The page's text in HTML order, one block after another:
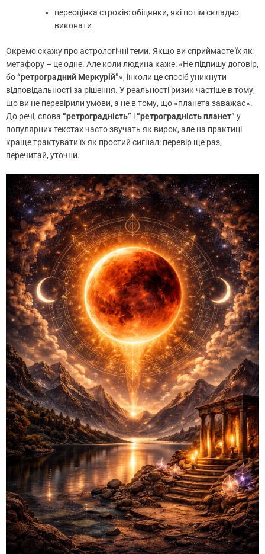
переоцінка строків: обіцянки, які потім складно
виконати
Окремо скажу про астрологічні теми. Якщо ви сприймаєте їх як
метафору – це одне. Але коли людина каже: «Не підпишу договір,
бо“ретроградний Меркурій”», інколи це спосіб уникнути
відповідальності за рішення. У реальності ризик частіше в тому,
що ви не перевірили умови, а не в тому, що «планета заважає».
До речі, слова “ретроградність” і“ретроградність планет” у
популярних текстах часто звучать як вирок, але на практиці
краще трактувати їх як простий сигнал: перевір ще раз,
перечитай, уточни.